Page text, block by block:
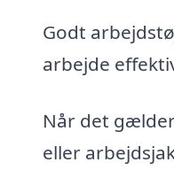
Godt
arbejde
Når det
eller